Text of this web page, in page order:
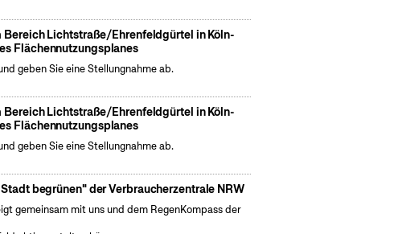
Lichtstraße/Ehrenfeldgürtel in Köln-
Flächennutzungsplanes
geben Sie eine Stellungnahme ab.
Lichtstraße/Ehrenfeldgürtel in Köln-
Flächennutzungsplanes
geben Sie eine Stellungnahme ab.
begrünen" der Verbraucherzentrale NRW
gemeinsam mit uns und dem RegenKompass der